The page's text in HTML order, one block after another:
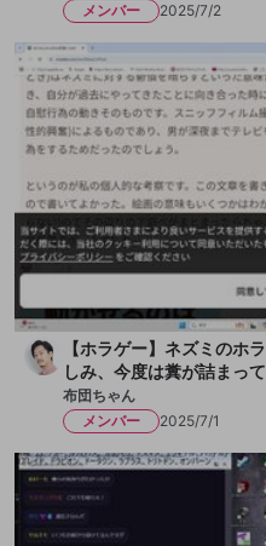
メンバー
2025/7/2
【ホラゲー】ネズミの
しみ、今度は糞が詰まっ
布団ちゃん
メンバー
2025/7/1